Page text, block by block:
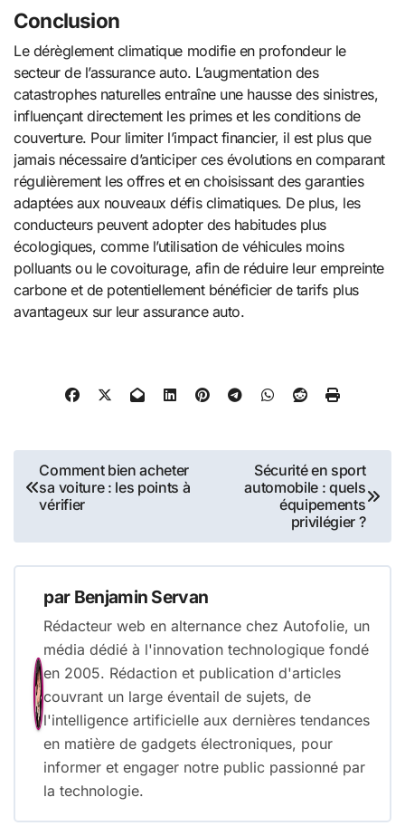
Conclusion
Le dérèglement climatique modifie en profondeur le
secteur de l’assurance auto. L’augmentation des
catastrophes naturelles entraîne une hausse des sinistres,
influençant directement les primes et les conditions de
couverture. Pour limiter l’impact financier, il est plus que
jamais nécessaire d’anticiper ces évolutions en comparant
régulièrement les offres et en choisissant des garanties
adaptées aux nouveaux défis climatiques. De plus, les
conducteurs peuvent adopter des habitudes plus
écologiques, comme l’utilisation de véhicules moins
polluants ou le covoiturage, afin de réduire leur empreinte
carbone et de potentiellement bénéficier de tarifs plus
avantageux sur leur assurance auto.
Navigation
de
Comment bien acheter
sa voiture : les points à
vérifier
Sécurité en sport
automobile : quels
équipements
privilégier ?
par Benjamin Servan
Rédacteur web en alternance chez Autofolie, un
média dédié à l'innovation technologique fondé
en 2005. Rédaction et publication d'articles
couvrant un large éventail de sujets, de
l'intelligence artificielle aux dernières tendances
en matière de gadgets électroniques, pour
informer et engager notre public passionné par
la technologie.